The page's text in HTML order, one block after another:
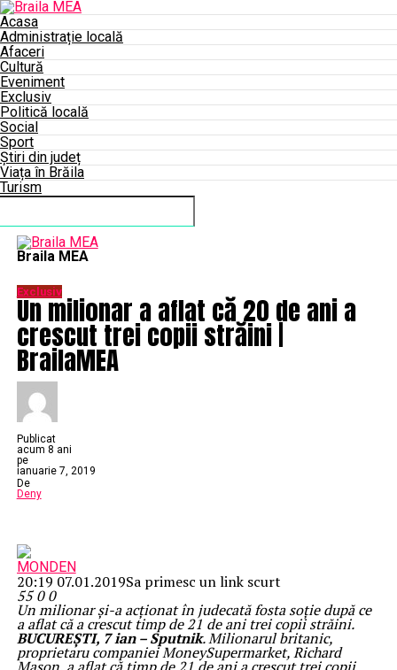
Acasa
Administrație locală
Afaceri
Cultură
Eveniment
Exclusiv
Politică locală
Social
Sport
Știri din județ
Viața în Brăila
Turism
Connect with us
Braila MEA
Exclusiv
Un milionar a aflat că 20 de ani a
crescut trei copii străini |
BrailaMEA
Publicat
acum 8 ani
pe
ianuarie 7, 2019
De
Deny
MONDEN
20:19 07.01.2019Sa primesc un link scurt
5500
Un milionar și-a acționat în judecată fosta soție după ce
a aflat că a crescut timp de 21 de ani trei copii străini.
BUCUREȘTI, 7 ian – Sputnik. Milionarul britanic,
proprietaru companiei MoneySupermarket, Richard